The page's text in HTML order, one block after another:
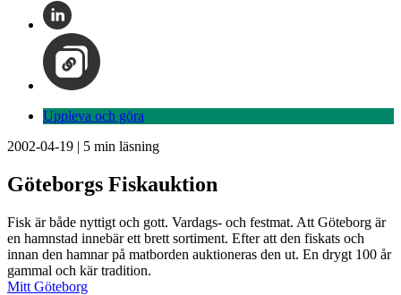
Uppleva och göra
2002-04-19 | 5 min läsning
Göteborgs Fiskauktion
Fisk är både nyttigt och gott. Vardags- och festmat. Att Göteborg är
en hamnstad innebär ett brett sortiment. Efter att den fiskats och
innan den hamnar på matborden auktioneras den ut. En drygt 100 år
gammal och kär tradition.
Mitt Göteborg